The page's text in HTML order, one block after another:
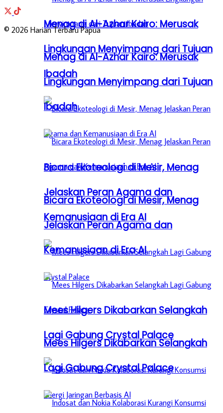
Menag di Al-Azhar Kairo: Merusak
Lingkungan Menyimpang dari Tujuan
Ibadah
Bicara Ekoteologi di Mesir, Menag
Jelaskan Peran Agama dan
Kemanusiaan di Era AI
Mees Hilgers Dikabarkan Selangkah
Lagi Gabung Crystal Palace
Menag di Al-Azhar Kairo: Merusak
Lingkungan Menyimpang dari Tujuan
Ibadah
Bicara Ekoteologi di Mesir, Menag
Jelaskan Peran Agama dan
Kemanusiaan di Era AI
Mees Hilgers Dikabarkan Selangkah
Lagi Gabung Crystal Palace
© 2026 Harian Terbaru Papua